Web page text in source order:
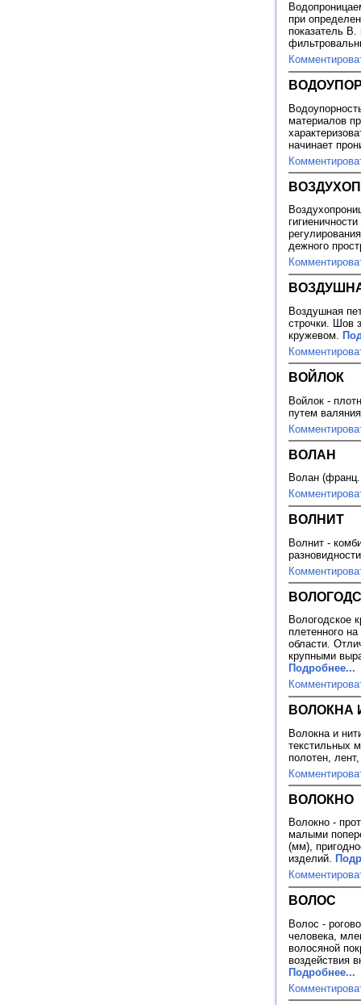
при
показатель
материалов
начинает
дежного
Воздушная
строчки. Шов
кружевом.
ВОЙЛОК
Войлок -
путем
ВОЛАН
Волан
ВОЛНИТ
Волнит -
Вологодское
плетенного
области.
крупными
Подробнее...
ВОЛОКНА
Волокна и
текстильных
полотен,
ВОЛОКНО
Волокно -
малыми
(мм),
изделий.
ВОЛОС
Волос -
человека,
волосяной
воздействия
Подробнее...